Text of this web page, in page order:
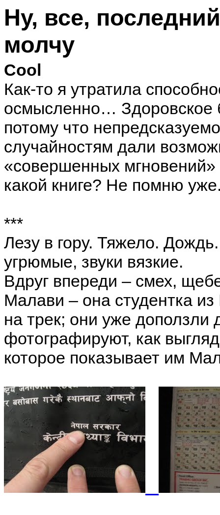
Ну, все,
молчу
Cool
Как-то я утратила
осмысленно… Здоровское
потому что
случайностям дали
«совершенных мгновений»
какой книге? Не помню
***
Лезу в гору. Тяжело.
угрюмые, звуки вязкие.
Вдруг впереди – смех,
Малави – она студентка
на трек; они уже доползли
фотографируют, как
которое показывает им